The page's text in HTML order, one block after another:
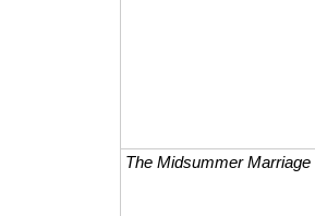
The Midsummer Marriage